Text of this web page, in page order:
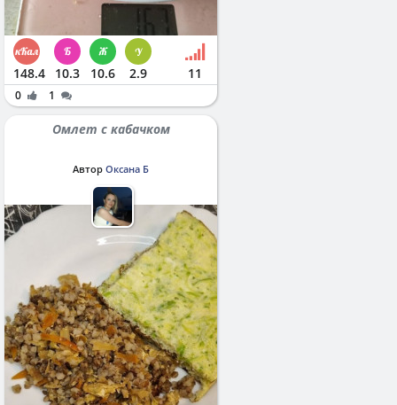
148.4 10.3 10.6 2.9 11
0 1
Омлет с кабачком
Автор Оксана Б